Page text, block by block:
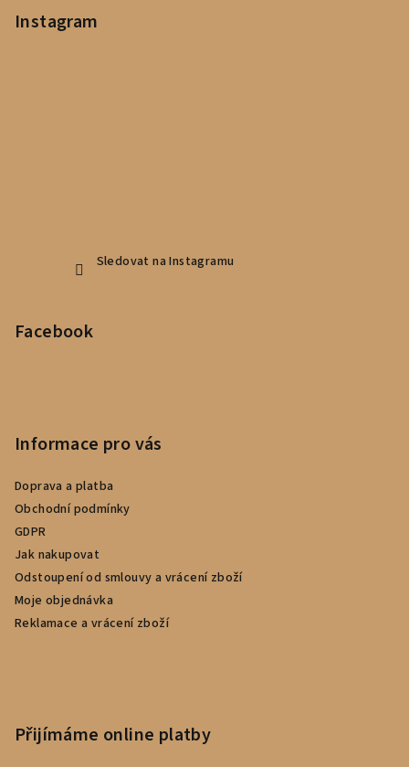
Instagram
Sledovat na Instagramu
Facebook
Informace pro vás
Doprava a platba
Obchodní podmínky
GDPR
Jak nakupovat
Odstoupení od smlouvy a vrácení zboží
Moje objednávka
Reklamace a vrácení zboží
Přijímáme online platby